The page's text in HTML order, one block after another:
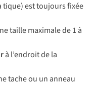
tique) est toujours fixée
taille maximale de 1 à
à l’endroit de la
tache ou un anneau